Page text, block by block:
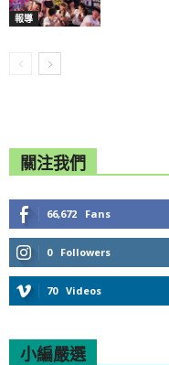
報導
關注我們
66,672 Fans
0 Followers
70 Videos
小編嚴選